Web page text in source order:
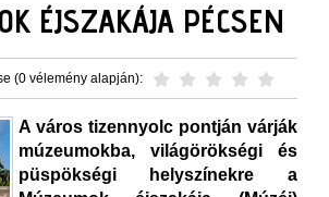
ÉJSZAKÁJA PÉCSEN
(0 vélemény alapján):
A város tizennyolc pontján várják
múzeumokba, világörökségi és
püspökségi helyszínekre a